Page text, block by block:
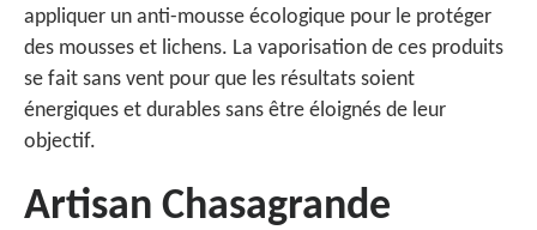
appliquer un anti-mousse écologique pour le protéger
des mousses et lichens. La vaporisation de ces produits
se fait sans vent pour que les résultats soient
énergiques et durables sans être éloignés de leur
objectif.
Artisan Chasagrande